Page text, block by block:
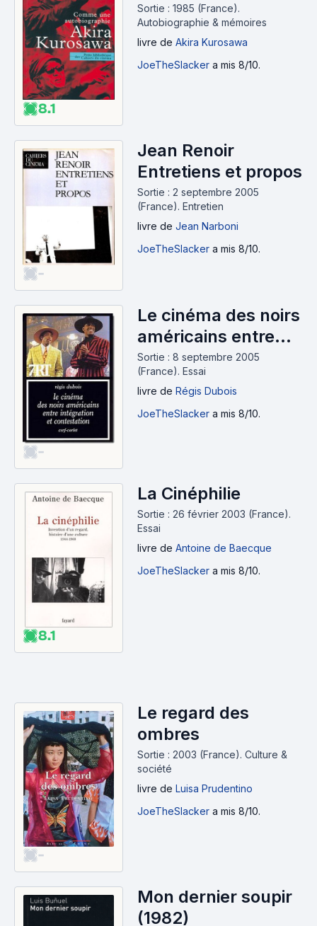
8.1
Sortie : 1985 (France).
Autobiographie & mémoires
livre de Akira Kurosawa
JoeTheSlacker a mis 8/10.
-
Jean Renoir
Entretiens et propos
Sortie : 2 septembre 2005
(France). Entretien
livre de Jean Narboni
JoeTheSlacker a mis 8/10.
-
Le cinéma des noirs
américains entre
intégration et
contestation
Sortie : 8 septembre 2005
(France). Essai
livre de Régis Dubois
JoeTheSlacker a mis 8/10.
8.1
La Cinéphilie
Sortie : 26 février 2003 (France).
Essai
livre de Antoine de Baecque
JoeTheSlacker a mis 8/10.
-
Le regard des
ombres
Sortie : 2003 (France). Culture &
société
livre de Luisa Prudentino
JoeTheSlacker a mis 8/10.
Mon dernier soupir
(1982)